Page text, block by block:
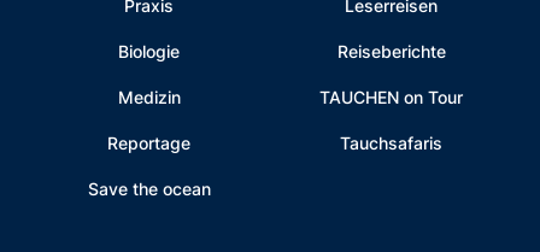
Praxis
Biologie
Medizin
Reportage
Save the ocean
Leserreisen
Reiseberichte
TAUCHEN on Tour
Tauchsafaris